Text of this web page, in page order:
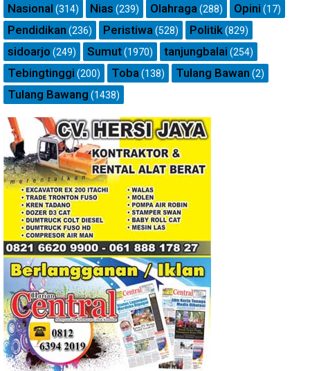
Nasional (314) Nias (239) Olahraga (288) Opini (17)
Pendidikan (236) Peristiwa (528) Politik(829)
sidoarjo (249) Sumut(1970) tanjungbalai (254)
Tebingtinggi (200) Toba (138) Tulang Bawan (2)
Tulang Bawang (1438)